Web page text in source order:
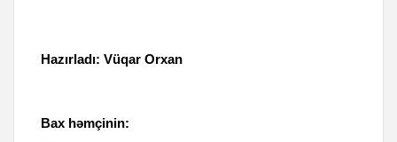
Hazırladı: Vüqar Orxan
Bax həmçinin: